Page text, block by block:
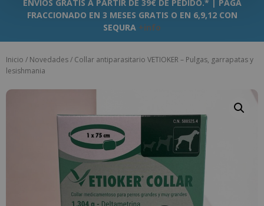
ENVÍOS GRATIS A PARTIR DE 39€ DE PEDIDO.* | PAGA
FRACCIONADO EN 3 MESES GRATIS O EN 6,9,12 CON
SEQURA +info
Inicio / Novedades/ Collar antiparasitario VETIOKER – Pulgas, garrapatas y
lesishmania